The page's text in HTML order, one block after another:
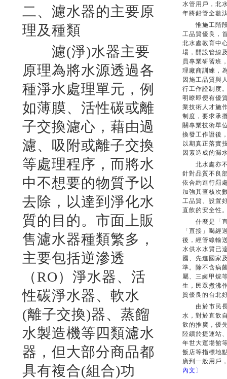
二、濾水器的主要原
理及種類
濾(淨)水器主要
原理為將水源透過各
種淨水處理單元，例
如薄膜、活性碳或離
子交換濾心，藉由過
濾、吸附或離子交換
等處理程序，而將水
中不想要的物質予以
去除，以達到淨化水
質的目的。市面上販
售濾水器種類繁多，
主要包括逆滲透
（RO）淨水器、活
性碳淨水器、軟水
(離子交換)器、蒸餾
水製造機等四類濾水
器，但大部分商品都
具有複合(組合)功
水管用戶，北
年將鉛管全數
惟施工階段
工品質優良，
北水處教育中
場，開設管線
員專業研習班
理廠商訓練，
因施工品質與
行工作證制度
明瞭即便有優
業技術人才施
制度，要求承
關專業技術單
換發工作證後
以期真正落實
因素造成的漏
北水處亦不
針對品質不良
依合約進行罰
加強其查核次
工品質、設置
直飲的安全性
什麼是「直
「直接」喝經
後，經管線輸
水供水水質已
國、先進國家
準。除不含病
屬、三鹵甲烷
生，民眾煮沸
質優良的台北
由於市民長
水，對於直飲
飲的推廣，優
陸續於捷運站
年世大運場館
飯店等指標地
廣到一般用戶
內文〕